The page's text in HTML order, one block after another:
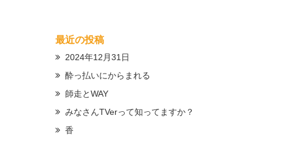
最近の投稿
2024年12月31日
酔っ払いにからまれる
師走とWAY
みなさんTVerって知ってますか？
香